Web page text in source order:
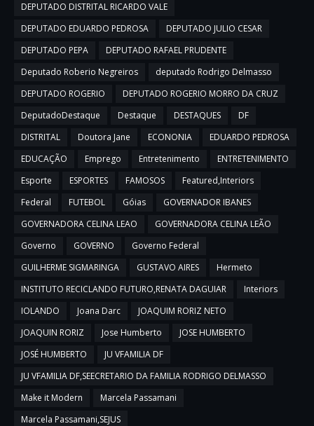
DEPUTADO DISTRITAL RICARDO VALE
DEPUTADO EDUARDO PEDROSA
DEPUTADO JULIO CESAR
DEPUTADO PEPA
DEPUTADO RAFAEL PRUDENTE
Deputado Roberio Negreiros
deputado Rodrigo Delmasso
DEPUTADO ROGERIO
DEPUTADO ROGERIO MORRO DA CRUZ
DeputadoDestaque
Destaque DESTAQUES
DF
DISTRITAL
Doutora Jane ECONONIA
EDUARDO PEDROSA
EDUCAÇÃO
Emprego Entretenimento
ENTRETENIMENTO
Esporte
ESPORTES FAMOSOS
Featured,Interiors
Federal
FUTEBOL Góias
GOVERNADOR IBANES
GOVERNADORA CELINA LEAO
GOVERNADORA CELINA LEÃO
Governo
GOVERNO
Governo Federal
GUILHERME SIGMARINGA
GUSTAVO AIRES
Hermeto
INSTITUTO RECICLANDO FUTURO,RENATA DAGUIAR
Interiors
IOLANDO
Joana Darc
JOAQUIM RORIZ NETO
JOAQUIN RORIZ
Jose Humberto
JOSE HUMBERTO
JOSÉ HUMBERTO
JU VFAMILIA DF
JU VFAMILIA DF,SEECRETARIO DA FAMILIA RODRIGO DELMASSO
Make it Modern
Marcela Passamani
Marcela Passamani,SEJUS